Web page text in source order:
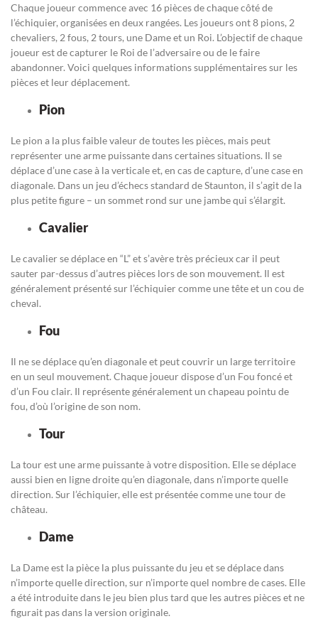
Chaque joueur commence avec 16 pièces de chaque côté de
l’échiquier, organisées en deux rangées. Les joueurs ont 8 pions, 2
chevaliers, 2 fous, 2 tours, une Dame et un Roi. L’objectif de chaque
joueur est de capturer le Roi de l’adversaire ou de le faire
abandonner. Voici quelques informations supplémentaires sur les
pièces et leur déplacement.
Pion
Le pion a la plus faible valeur de toutes les pièces, mais peut
représenter une arme puissante dans certaines situations. Il se
déplace d’une case à la verticale et, en cas de capture, d’une case en
diagonale. Dans un jeu d’échecs standard de Staunton, il s’agit de la
plus petite figure – un sommet rond sur une jambe qui s’élargit.
Cavalier
Le cavalier se déplace en “L” et s’avère très précieux car il peut
sauter par-dessus d’autres pièces lors de son mouvement. Il est
généralement présenté sur l’échiquier comme une tête et un cou de
cheval.
Fou
Il ne se déplace qu’en diagonale et peut couvrir un large territoire
en un seul mouvement. Chaque joueur dispose d’un Fou foncé et
d’un Fou clair. Il représente généralement un chapeau pointu de
fou, d’où l’origine de son nom.
Tour
La tour est une arme puissante à votre disposition. Elle se déplace
aussi bien en ligne droite qu’en diagonale, dans n’importe quelle
direction. Sur l’échiquier, elle est présentée comme une tour de
château.
Dame
La Dame est la pièce la plus puissante du jeu et se déplace dans
n’importe quelle direction, sur n’importe quel nombre de cases. Elle
a été introduite dans le jeu bien plus tard que les autres pièces et ne
figurait pas dans la version originale.